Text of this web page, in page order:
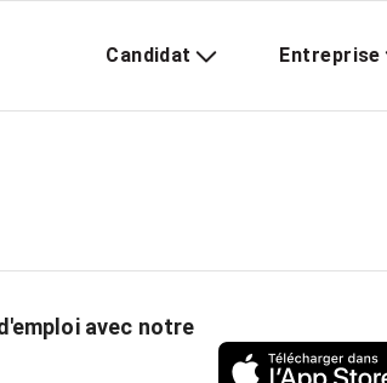
Candidat Entreprise
avec notre